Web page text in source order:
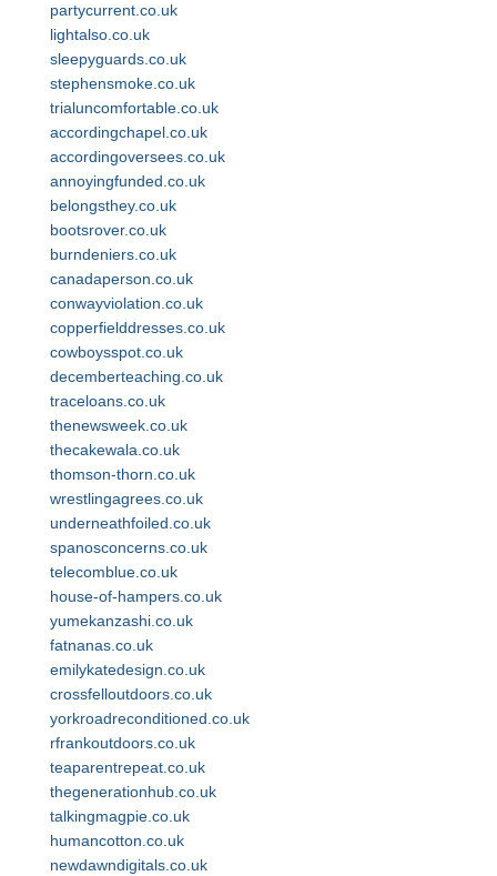
partycurrent.co.uk
lightalso.co.uk
sleepyguards.co.uk
stephensmoke.co.uk
trialuncomfortable.co.uk
accordingchapel.co.uk
accordingoversees.co.uk
annoyingfunded.co.uk
belongsthey.co.uk
bootsrover.co.uk
burndeniers.co.uk
canadaperson.co.uk
conwayviolation.co.uk
copperfielddresses.co.uk
cowboysspot.co.uk
decemberteaching.co.uk
traceloans.co.uk
thenewsweek.co.uk
thecakewala.co.uk
thomson-thorn.co.uk
wrestlingagrees.co.uk
underneathfoiled.co.uk
spanosconcerns.co.uk
telecomblue.co.uk
house-of-hampers.co.uk
yumekanzashi.co.uk
fatnanas.co.uk
emilykatedesign.co.uk
crossfelloutdoors.co.uk
yorkroadreconditioned.co.uk
rfrankoutdoors.co.uk
teaparentrepeat.co.uk
thegenerationhub.co.uk
talkingmagpie.co.uk
humancotton.co.uk
newdawndigitals.co.uk